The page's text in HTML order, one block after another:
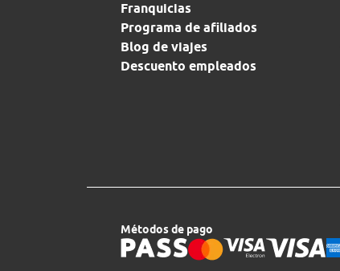
Franquicias
Programa de afiliados
Blog de viajes
Descuento empleados
Métodos de pago